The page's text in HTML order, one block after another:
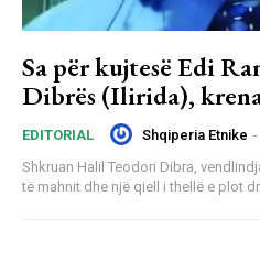
Sa për kujtesë Edi
Dibrës (Ilirida),
EDITORIAL Shqiperia Etnike -
Shkruan Halil Teodori Dibra, vendlindja ime atje ku një ngulm fluturimi
të mahnit dhe një qiell i thellë e plot